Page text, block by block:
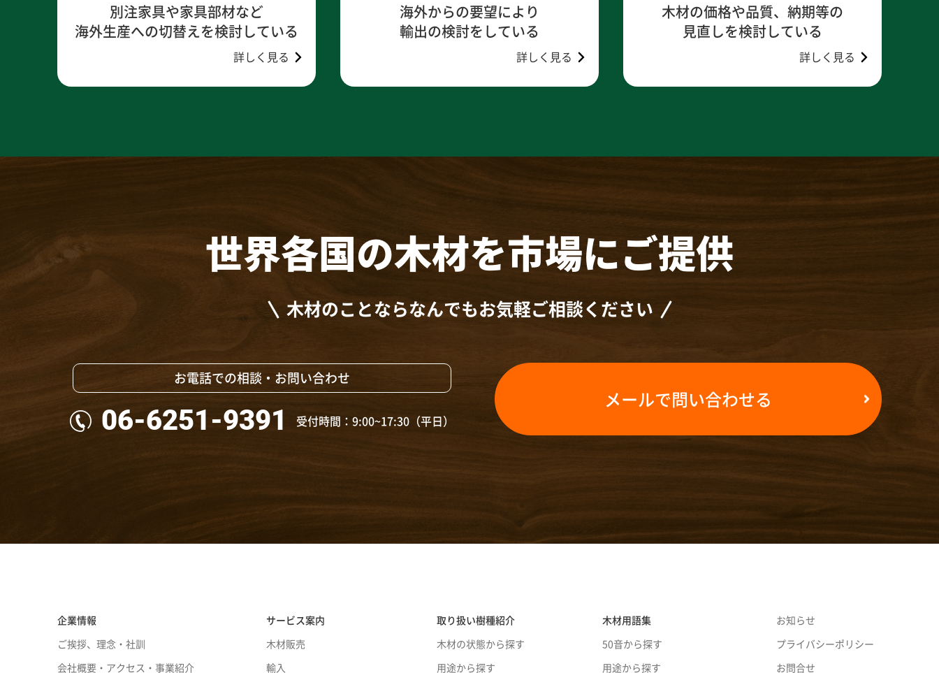
別注家具や家具部材など
海外生産への切替えを検討している
詳しく見る
海外からの要望により
輸出の検討をしている
詳しく見る
木材の価格や品質、納期等の
見直しを検討している
詳しく見る
世界各国の木材を市場にご提供
木材のことならなんでもお気軽ご相談ください
お電話での相談・お問い合わせ
06-6251-9391 受付時間：9:00~17:30（平日）
メールで問い合わせる
企業情報
ご挨拶、理念・社訓
会社概要・アクセス・事業紹介
サービス案内
木材販売
輸入
取り扱い樹種紹介
木材の状態から探す
用途から探す
木材用語集
50音から探す
用途から探す
お知らせ
プライバシーポリシー
お問合せ